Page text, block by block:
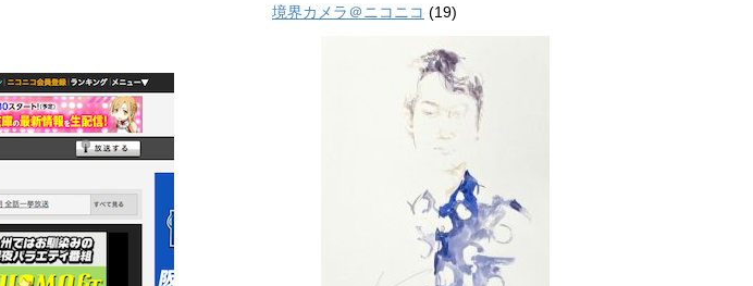
境界カメラ＠ニコニコ (19)